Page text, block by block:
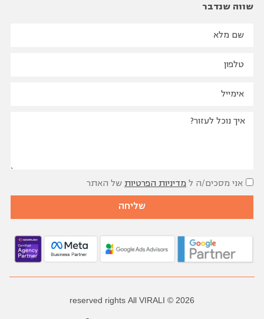
בואו נדבר מספרים
הבלוג שלנו
שאלות נפוצות
שווה שנדבר
אני מסכים/ה ל מדיניות הפרטיות של האתר
שליחה
2026 ©
VIRALI
All
rights
reserved